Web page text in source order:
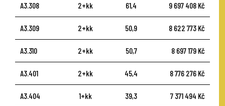
A3.308 2+kk 61,4 9 697 408 Kč
A3.309 2+kk 50,9 8 622 773 Kč
A3.310 2+kk 50,7 8 697 179 Kč
A3.401 2+kk 45,4 8 776 276 Kč
A3.404 1+kk 39,3 7 371 494 Kč